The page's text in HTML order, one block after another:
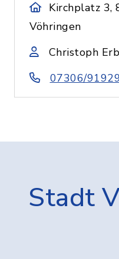
Kirchplatz 3,
Vöhringen
Christoph Erb
07306/
Stadt